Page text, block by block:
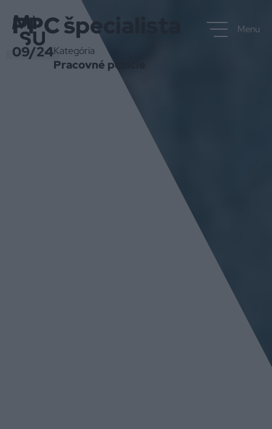
Menu
PPC špecialista
09/24Kategória
Pracovné pozície